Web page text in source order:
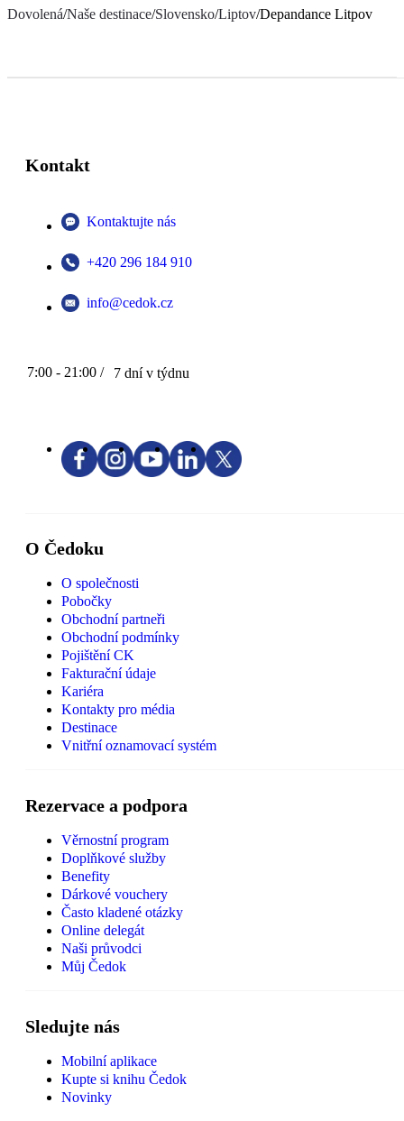
Dovolená/Naše destinace/Slovensko/Liptov/Depandance Litpov
Kontakt
Kontaktujte nás
+420 296 184 910
info@cedok.cz
7:00 - 21:00 / 7 dní v týdnu
O Čedoku
O společnosti
Pobočky
Obchodní partneři
Obchodní podmínky
Pojištění CK
Fakturační údaje
Kariéra
Kontakty pro média
Destinace
Vnitřní oznamovací systém
Rezervace a podpora
Věrnostní program
Doplňkové služby
Benefity
Dárkové vouchery
Často kladené otázky
Online delegát
Naši průvodci
Můj Čedok
Sledujte nás
Mobilní aplikace
Kupte si knihu Čedok
Novinky